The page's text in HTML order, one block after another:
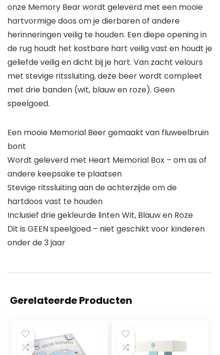
onze Memory Bear wordt geleverd met een mooie
hartvormige doos om je dierbaren of andere
herinneringen veilig te houden. Een diepe opening in
de rug houdt het kostbare hart veilig vast en houdt je
geliefde veilig en dicht bij je hart. Van zacht velours
met stevige ritssluiting, deze beer wordt compleet
met drie banden (wit, blauw en roze). Geen
speelgoed.
Een mooie Memorial Beer gemaakt van fluweelbruin
bont
Wordt geleverd met Heart Memorial Box – om as of
andere keepsake te plaatsen
Stevige ritssluiting aan de achterzijde om de
hartdoos vast te houden
Inclusief drie gekleurde linten Wit, Blauw en Roze
Dit is GEEN speelgoed – niet geschikt voor kinderen
onder de 3 jaar
Gerelateerde Producten